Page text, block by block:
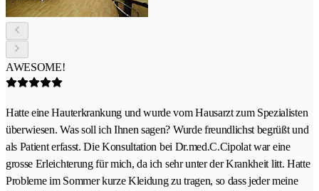
AWESOME!
Hatte eine Hauterkrankung und wurde vom Hausarzt zum Spezialisten
überwiesen. Was soll ich Ihnen sagen? Wurde freundlichst begrüßt und
als Patient erfasst. Die Konsultation bei Dr.med.C.Cipolat war eine
grosse Erleichterung für mich, da ich sehr unter der Krankheit litt. Hatte
Probleme im Sommer kurze Kleidung zu tragen, so dass jeder meine